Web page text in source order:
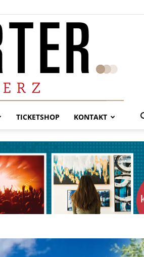
TICKETSHOP KONTAKT